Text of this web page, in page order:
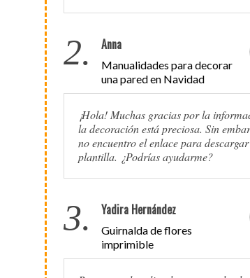
2. Anna
Manualidades para decorar
una pared en Navidad
¡Hola! Muchas gracias por la
la decoración está preciosa. Sin
no encuentro el enlace para
plantilla. ¿Podrías ayudarme?
3. Yadira Hernández
Guirnalda de flores
imprimible